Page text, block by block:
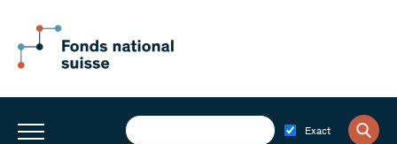
Exact